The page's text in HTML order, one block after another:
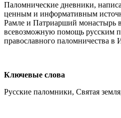
Паломнические дневники,
ценным и информативным
Рамле и Патриарший монастырь
всевозможную помощь русским
православного паломничества в
Ключевые слова
Русские паломники, Святая